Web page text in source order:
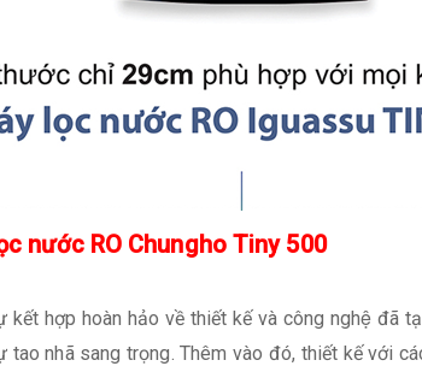
nước RO Chungho Tiny 500
kết hợp hoàn hảo về thiết kế và công nghệ đã
nhã sang trọng. Thêm vào đó, thiết kế với